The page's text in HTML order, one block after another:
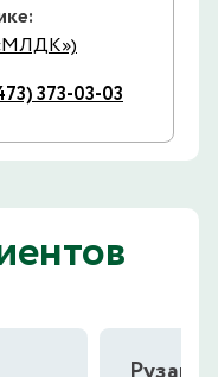
373-03-03